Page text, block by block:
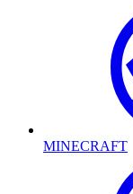
MINECRAFT